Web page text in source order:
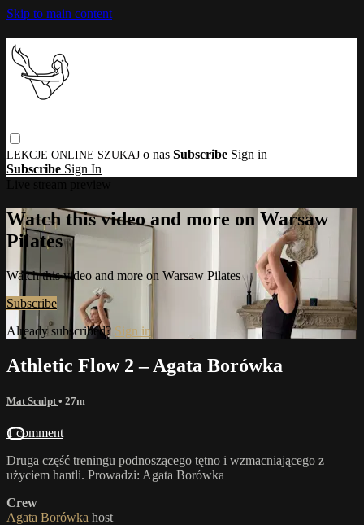
Skip to main content
o nas Subscribe Sign in
Subscribe Sign In
Watch this video and more on Warsaw
Pilates
Watch this video and more on Warsaw Pilates
Subscribe
Already subscribed? Sign in
Athletic Flow 2 – Agata Borówka
Mat Sculpt • 27m
1 comment
Druga część treningu podnoszącego tętno i wzmacniającego z
użyciem hantli. Prowadzi: Agata Borówka
Crew
Agata Borówka host